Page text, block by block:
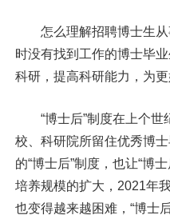
怎么理解招聘博士生从
时没有找到工作的博士毕
科研，提高科研能力，为更
“博士后”制度在上个世
校、科研院所留住优秀博
的“博士后”制度，也让“博
培养规模的扩大，2021年
也变得越来越困难，“博士